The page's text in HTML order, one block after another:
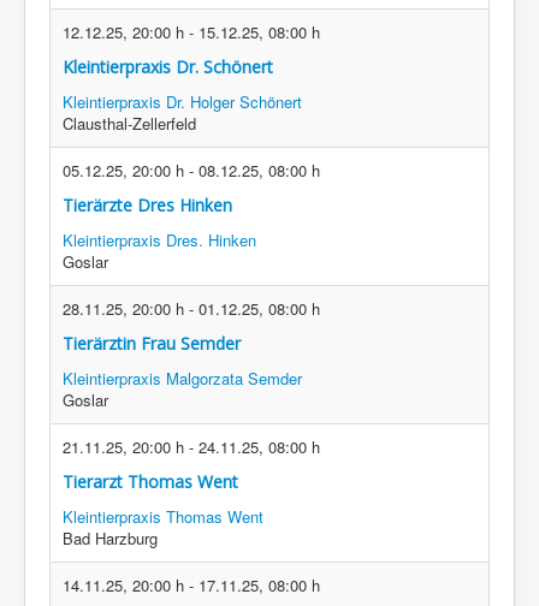
12.12.25, 20:00 h - 15.12.25, 08:00 h
Kleintierpraxis Dr. Schönert
Kleintierpraxis Dr. Holger Schönert
Clausthal-Zellerfeld
05.12.25, 20:00 h - 08.12.25, 08:00 h
Tierärzte Dres Hinken
Kleintierpraxis Dres. Hinken
Goslar
28.11.25, 20:00 h - 01.12.25, 08:00 h
Tierärztin Frau Semder
Kleintierpraxis Malgorzata Semder
Goslar
21.11.25, 20:00 h - 24.11.25, 08:00 h
Tierarzt Thomas Went
Kleintierpraxis Thomas Went
Bad Harzburg
14.11.25, 20:00 h - 17.11.25, 08:00 h